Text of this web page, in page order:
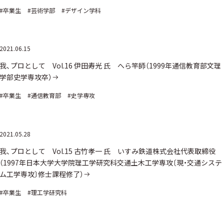
卒業生 #芸術学部 #デザイン学科
、プロとして Vol.16 伊田寿光 氏 へら竿師（1999年通信教育部文理
部史学専攻卒）
卒業生 #通信教育部 #史学専攻
、プロとして Vol.15 古竹孝一 氏 いすみ鉄道株式会社代表取締役
1997年日本大学大学院理工学研究科交通土木工学専攻〔現・交通システ
工学専攻〕修士課程修了）
卒業生 #理工学研究科